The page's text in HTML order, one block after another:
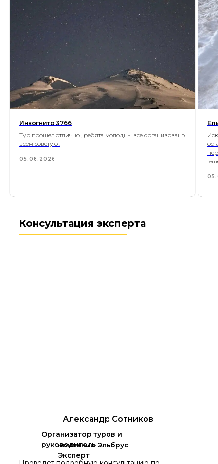
Инкогнито 3766
Тур прошел отлично , ребята молодцы все организовано
всем советую .
05.08.2026
Консультация эксперта
Организатор туров и
руководитель
Александр Сотников
компании Эльбрус
Эксперт